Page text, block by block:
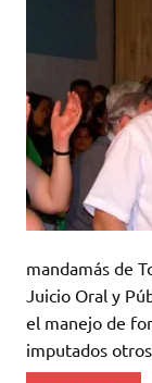
mandamás de
Juicio Oral y
el manejo de
imputados